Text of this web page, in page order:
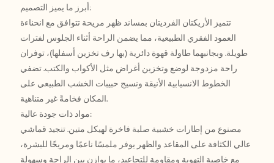
أبرز ما يميز التصميم:
تتميز الأريكتان الفرديتان بمساند ظهر مريحة تتوافق مع انحناءة
العمود الفقري الطبيعية، مما يضمن الراحة أثناء الجلوس لفترات
طويلة. وبجانبهما طاولة قهوة دائرية (بها رف تخزين أسفلها)، توفران
راحة مزدوجة لوضع وتخزين أغراض مثل الأكواب والكتب. تضفي
الخطوط الانسيابية الأنيقة ونسيج حبيبات الخشب الطبيعي على
المكان فخامةً غير متناهية.
مواد ذات جودة عالية:
مصنوع من إطارات خشبية صلبة فاخرة لهيكل متين. تنجيد قماشي
عالي الكثافة على المقاعد والظهر يوفر ملمسًا ناعمًا ومريحًا للبشرة،
مع خاصية التهوية ومقاومة للتجاعيد، ما يوازن بين الراحة وسهولة